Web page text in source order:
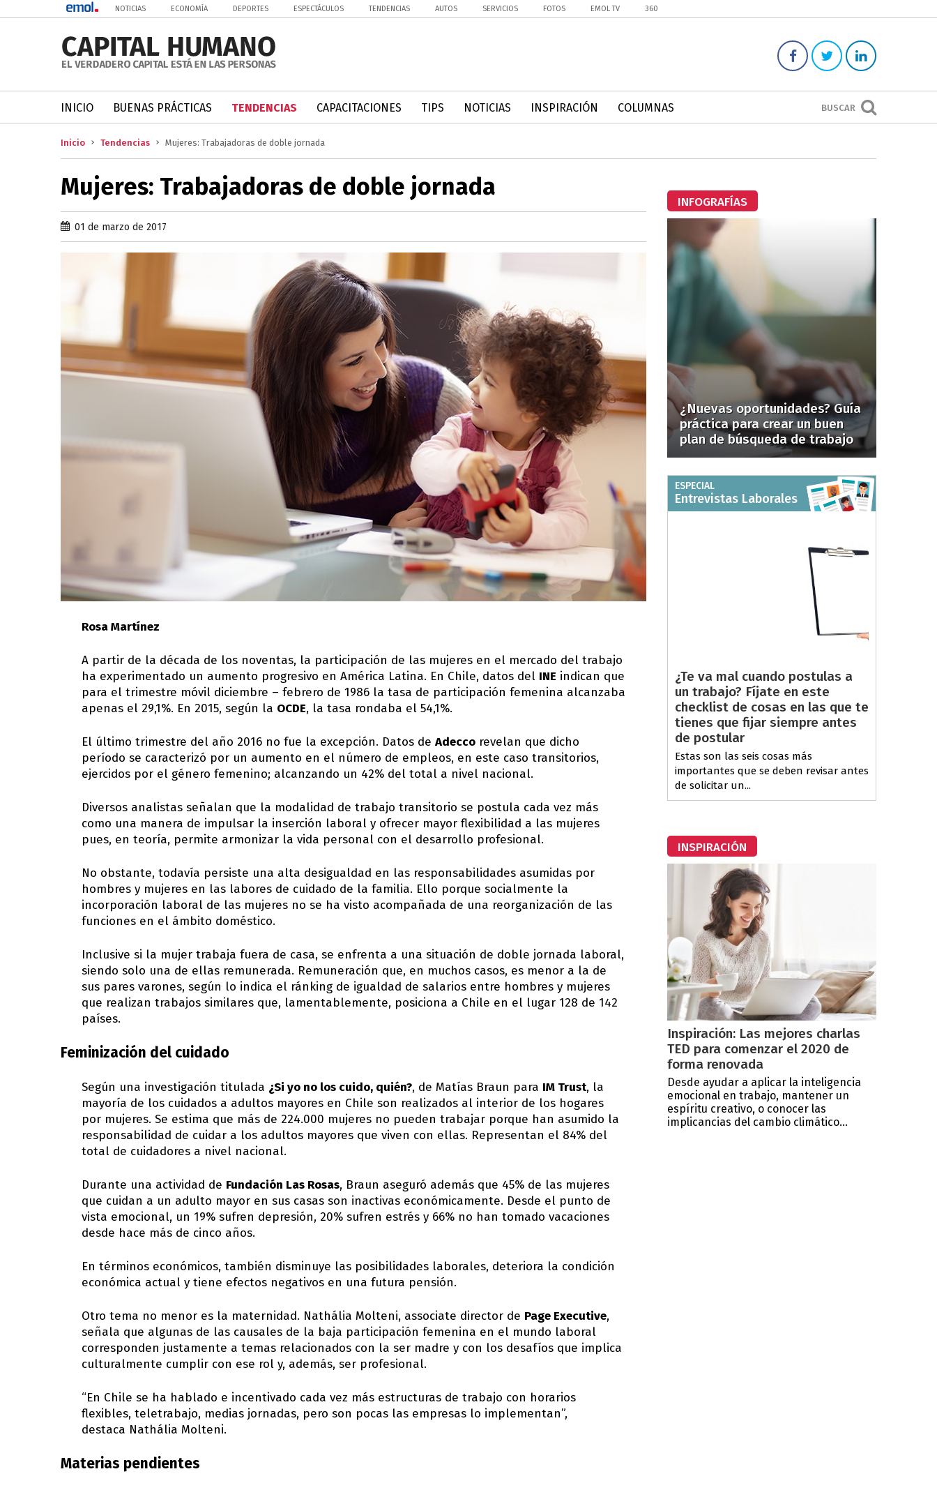
NOTICIAS ECONOMÍA DEPORTES ESPECTÁCULOS TENDENCIAS AUTOS SERVICIOS FOTOS EMOL TV 360
BUSCAR
INICIO BUENAS PRÁCTICAS TENDENCIAS CAPACITACIONES TIPS NOTICIAS INSPIRACIÓN COLUMNAS
Inicio Tendencias Mujeres: Trabajadoras de doble jornada
Mujeres: Trabajadoras de doble jornada
01 de marzo de 2017
Rosa Martínez
A partir de la década de los noventas, la participación de las mujeres en el mercado del trabajo
ha experimentado un aumento progresivo en América Latina. En Chile, datos del INE indican que
para el trimestre móvil diciembre – febrero de 1986 la tasa de participación femenina alcanzaba
apenas el 29,1%. En 2015, según la OCDE, la tasa rondaba el 54,1%.
El último trimestre del año 2016 no fue la excepción. Datos de Adecco revelan que dicho
período se caracterizó por un aumento en el número de empleos, en este caso transitorios,
ejercidos por el género femenino; alcanzando un 42% del total a nivel nacional.
Diversos analistas señalan que la modalidad de trabajo transitorio se postula cada vez más
como una manera de impulsar la inserción laboral y ofrecer mayor flexibilidad a las mujeres
pues, en teoría, permite armonizar la vida personal con el desarrollo profesional.
No obstante, todavía persiste una alta desigualdad en las responsabilidades asumidas por
hombres y mujeres en las labores de cuidado de la familia. Ello porque socialmente la
incorporación laboral de las mujeres no se ha visto acompañada de una reorganización de las
funciones en el ámbito doméstico.
Inclusive si la mujer trabaja fuera de casa, se enfrenta a una situación de doble jornada laboral,
siendo solo una de ellas remunerada. Remuneración que, en muchos casos, es menor a la de
sus pares varones, según lo indica el ránking de igualdad de salarios entre hombres y mujeres
que realizan trabajos similares que, lamentablemente, posiciona a Chile en el lugar 128 de 142
países.
Feminización del cuidado
Según una investigación titulada ¿Si yo no los cuido, quién?, de Matías Braun para IM Trust, la
mayoría de los cuidados a adultos mayores en Chile son realizados al interior de los hogares
por mujeres. Se estima que más de 224.000 mujeres no pueden trabajar porque han asumido la
responsabilidad de cuidar a los adultos mayores que viven con ellas. Representan el 84% del
total de cuidadores a nivel nacional.
Durante una actividad de Fundación Las Rosas, Braun aseguró además que 45% de las mujeres
que cuidan a un adulto mayor en sus casas son inactivas económicamente. Desde el punto de
vista emocional, un 19% sufren depresión, 20% sufren estrés y 66% no han tomado vacaciones
desde hace más de cinco años.
En términos económicos, también disminuye las posibilidades laborales, deteriora la condición
económica actual y tiene efectos negativos en una futura pensión.
Otro tema no menor es la maternidad. Nathália Molteni, associate director de Page Executive,
señala que algunas de las causales de la baja participación femenina en el mundo laboral
corresponden justamente a temas relacionados con la ser madre y con los desafíos que implica
culturalmente cumplir con ese rol y, además, ser profesional.
“En Chile se ha hablado e incentivado cada vez más estructuras de trabajo con horarios
flexibles, teletrabajo, medias jornadas, pero son pocas las empresas lo implementan”,
destaca Nathália Molteni.
Materias pendientes
INFOGRAFÍAS
¿Nuevas oportunidades? Guía
práctica para crear un buen
plan de búsqueda de trabajo
ESPECIAL
Entrevistas Laborales
¿Te va mal cuando postulas a
un trabajo? Fíjate en este
checklist de cosas en las que te
tienes que fijar siempre antes
de postular
Estas son las seis cosas más
importantes que se deben revisar antes
de solicitar un...
INSPIRACIÓN
Inspiración: Las mejores charlas
TED para comenzar el 2020 de
forma renovada
Desde ayudar a aplicar la inteligencia
emocional en trabajo, mantener un
espíritu creativo, o conocer las
implicancias del cambio climático...